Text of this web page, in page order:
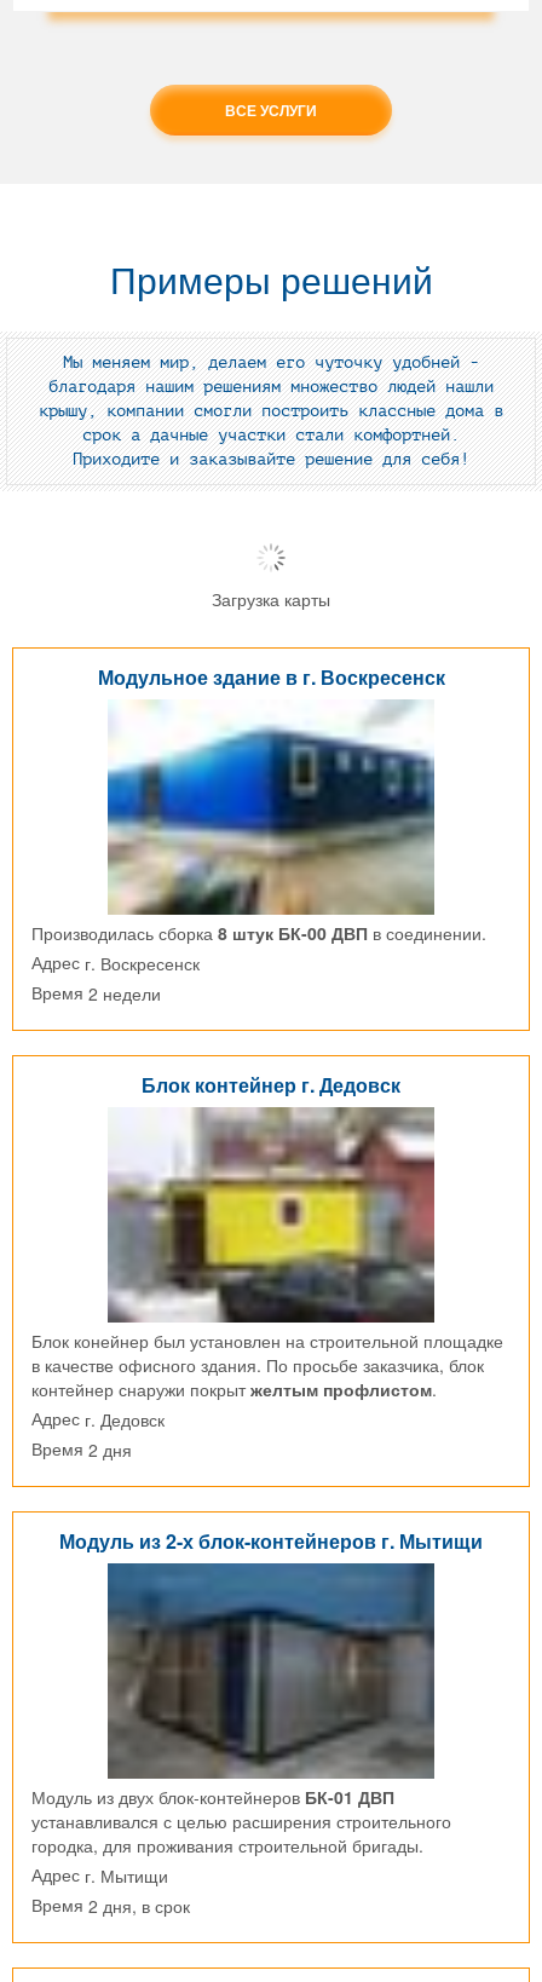
ВСЕ УСЛУГИ
Примеры решений
Мы меняем мир, делаем его чуточку удобней -
благодаря нашим решениям множество людей нашли
крышу, компании смогли построить классные дома в
срок а дачные участки стали комфортней.
Приходите и заказывайте решение для себя!
Загрузка карты
Модульное здание в г. Воскресенск
Производилась сборка 8 штук БК-00 ДВП в соединении.
Адрес г. Воскресенск
Время 2 недели
Блок контейнер г. Дедовск
Блок конейнер был установлен на строительной площадке
в качестве офисного здания. По просьбе заказчика, блок
контейнер снаружи покрытжелтым профлистом.
Адрес г. Дедовск
Время 2 дня
Модуль из 2-х блок-контейнеров г. Мытищи
Модуль из двух блок-контейнеров БК-01 ДВП
устанавливался с целью расширения строительного
городка, для проживания строительной бригады.
Адрес г. Мытищи
Время 2 дня, в срок